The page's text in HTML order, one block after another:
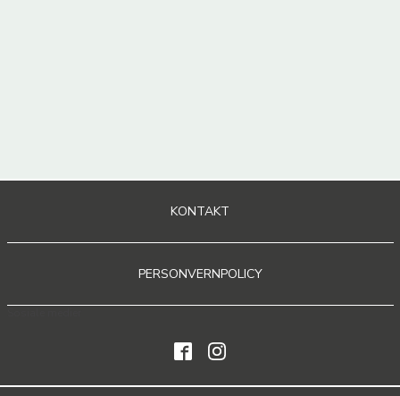
KONTAKT
PERSONVERNPOLICY